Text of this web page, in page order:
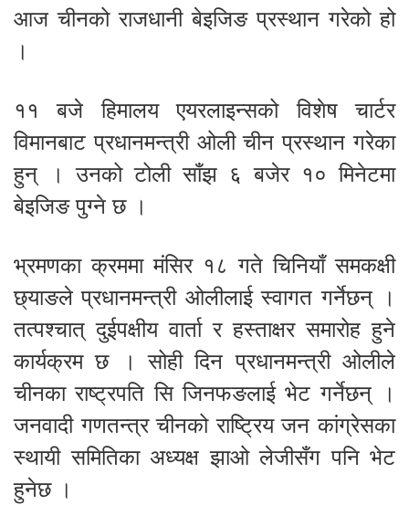
आज चीनको राजधानी बेइजिङ प्रस्थान गरेको हो
।
११ बजे हिमालय एयरलाइन्सको विशेष चार्टर
विमानबाट प्रधानमन्त्री ओली चीन प्रस्थान गरेका
हुन् । उनको टोली साँझ ६ बजेर १० मिनेटमा
बेइजिङ पुग्ने छ ।
भ्रमणका क्रममा मंसिर १८ गते चिनियाँ समकक्षी
छ्याङले प्रधानमन्त्री ओलीलाई स्वागत गर्नेछन् ।
तत्पश्चात् दुईपक्षीय वार्ता र हस्ताक्षर समारोह हुने
कार्यक्रम छ । सोही दिन प्रधानमन्त्री ओलीले
चीनका राष्ट्रपति सि जिनफङलाई भेट गर्नेछन् ।
जनवादी गणतन्त्र चीनको राष्ट्रिय जन कांग्रेसका
स्थायी समितिका अध्यक्ष झाओ लेजीसँग पनि भेट
हुनेछ ।